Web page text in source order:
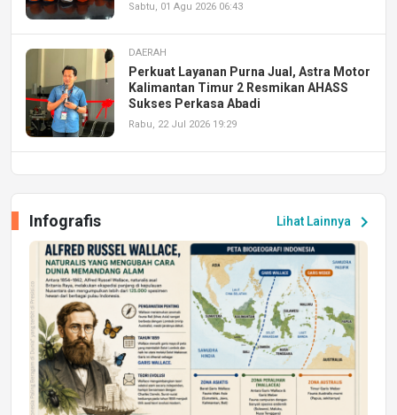
Sabtu, 01 Agu 2026 06:43
DAERAH
Perkuat Layanan Purna Jual, Astra Motor
Kalimantan Timur 2 Resmikan AHASS
Sukses Perkasa Abadi
Rabu, 22 Jul 2026 19:29
Peluang Kerja dan Magang
Jumat, 17 Jul 2026 22:30
DAERAH
Astra Motor Kalimantan Timur 2 Dukung
Mahasiswa Samarinda dalam Astra
Honda SDGs Future Leaders 2026
Jumat, 10 Jul 2026 19:01
Lihat Lainnya chevron_right
Infografis